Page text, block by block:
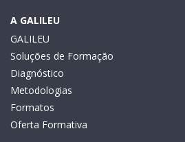
A GALILEU
GALILEU
Soluções de Formação
Diagnóstico
Metodologias
Formatos
Oferta Formativa